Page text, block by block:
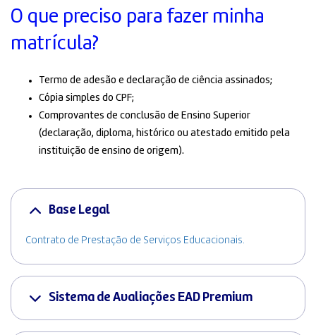
O que preciso para fazer minha
matrícula?
Termo de adesão e declaração de ciência assinados;
Cópia simples do CPF;
Comprovantes de conclusão de Ensino Superior
(declaração, diploma, histórico ou atestado emitido pela
instituição de ensino de origem).
Base Legal
Contrato de Prestação de Serviços Educacionais.
Sistema de Avaliações EAD Premium